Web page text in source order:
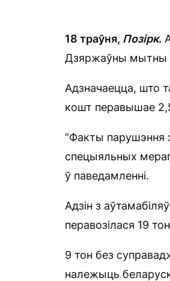
18 траўня, Позірк.
Дзяржаўны мытны
Адзначаецца, што
кошт перавышае
“Факты парушэння
спецыяльных
ў паведамленні.
Адзін з
перавозілася 19
9 тон без
належыць